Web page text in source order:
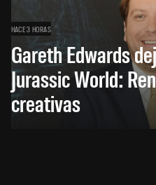
HACE 3 HORAS
Gareth Edwards
Jurassic World:
creativas